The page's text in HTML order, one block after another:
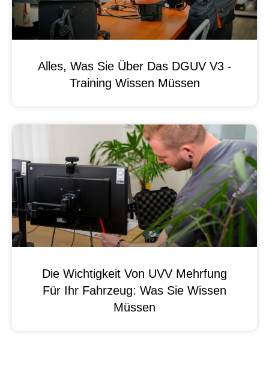
Alles, Was Sie Über Das DGUV V3 -
Training Wissen Müssen
Die Wichtigkeit Von UVV Mehrfung
Für Ihr Fahrzeug: Was Sie Wissen
Müssen